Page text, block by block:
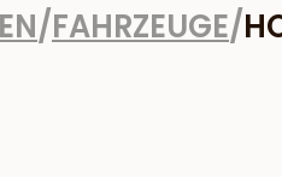
/FAHRZEUGE/